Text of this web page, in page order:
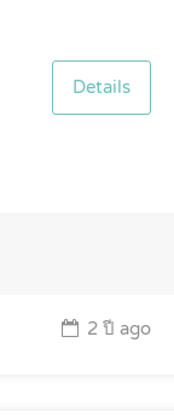
Details
2 ปี ago